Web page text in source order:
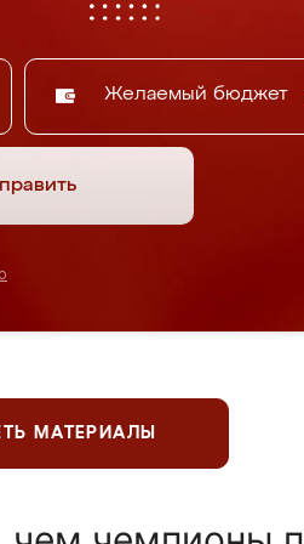
Желаемый бюджет
МАТЕРИАЛЫ